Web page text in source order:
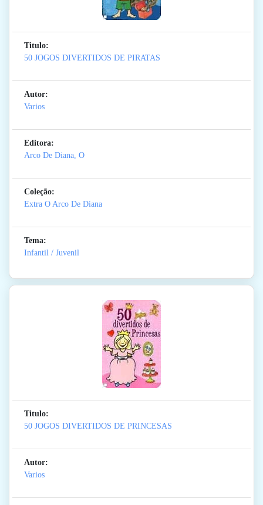
Titulo:
50 JOGOS DIVERTIDOS DE PIRATAS
Autor:
Varios
Editora:
Arco De Diana, O
Coleção:
Extra O Arco De Diana
Tema:
Infantil / Juvenil
Titulo:
50 JOGOS DIVERTIDOS DE PRINCESAS
Autor:
Varios